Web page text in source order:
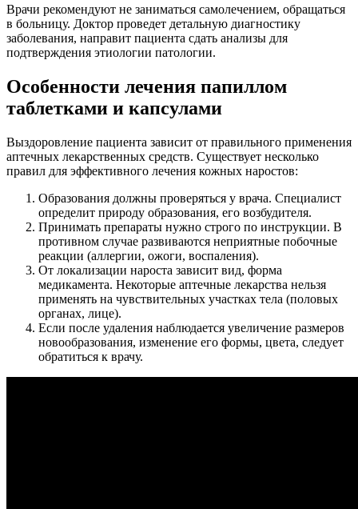
Врачи рекомендуют не заниматься самолечением, обращаться
в больницу. Доктор проведет детальную диагностику
заболевания, направит пациента сдать анализы для
подтверждения этиологии патологии.
Особенности лечения папиллом
таблетками и капсулами
Выздоровление пациента зависит от правильного применения
аптечных лекарственных средств. Существует несколько
правил для эффективного лечения кожных наростов:
Образования должны проверяться у врача. Специалист
определит природу образования, его возбудителя.
Принимать препараты нужно строго по инструкции. В
противном случае развиваются неприятные побочные
реакции (аллергии, ожоги, воспаления).
От локализации нароста зависит вид, форма
медикамента. Некоторые аптечные лекарства нельзя
применять на чувствительных участках тела (половых
органах, лице).
Если после удаления наблюдается увеличение размеров
новообразования, изменение его формы, цвета, следует
обратиться к врачу.